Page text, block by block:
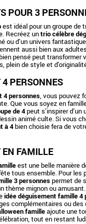
POUR 3
est idéal pour un groupe de
Recréez untrio célèbre
ou d’un univers
aussi bien aux
pensé peut transformer
plein de style et
PERSONNES
4 personnes , vous pouvez
Que vous soyez en
de 4peut s’inspirer d’un
animé culte. Si vous
à 4bien choisie fera de
EN FAMILLE
est une belle manière
tous ensemble. Pour les
3 personnespermet de
thème mignon ou
idée déguisement famille 4
complémentaires ou
familleajoute une
tout en restant